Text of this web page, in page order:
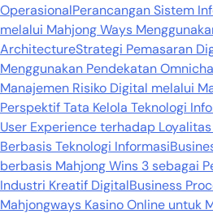
OperasionalPerancangan Sistem
melalui Mahjong Ways
ArchitectureStrategi Pemasaran
Menggunakan Pendekatan
Manajemen Risiko Digital melalui
Perspektif Tata Kelola Teknologi
User Experience terhadap
Berbasis Teknologi Informasi
berbasis Mahjong Wins 3 sebagai
Industri Kreatif DigitalBusiness
Mahjongways Kasino Online untuk